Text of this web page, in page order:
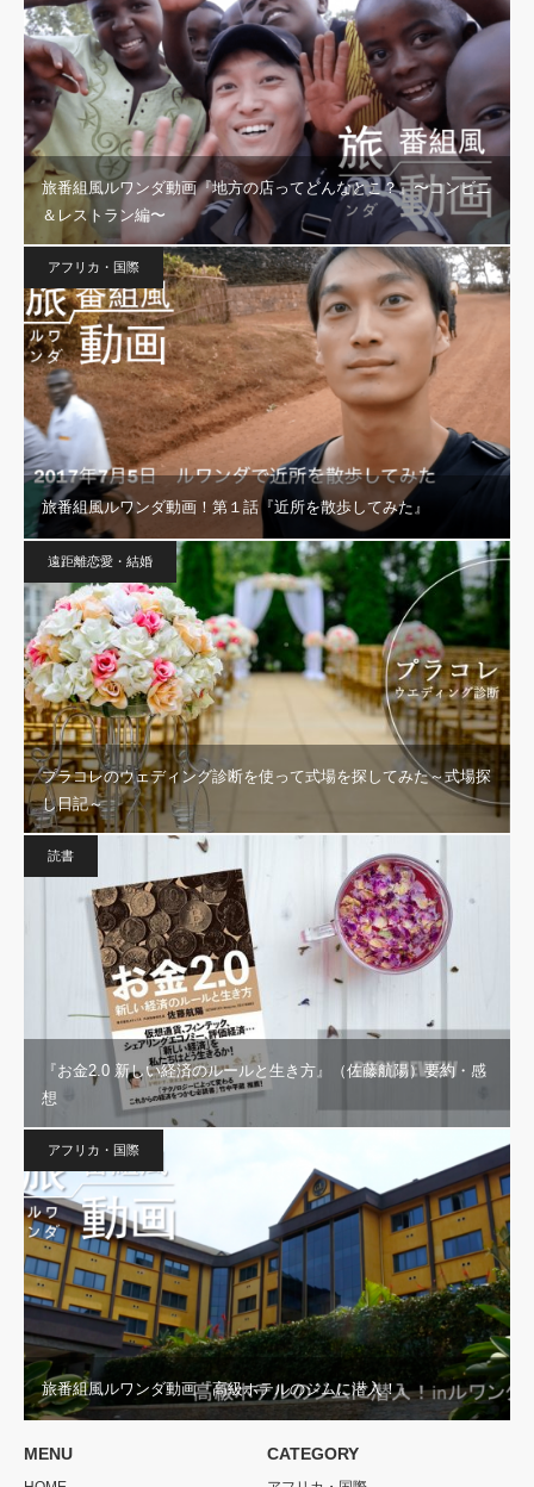
旅番組風ルワンダ動画『地方の店ってどんなとこ？』〜コンビニ
＆レストラン編〜
アフリカ・国際
旅番組風ルワンダ動画！第１話『近所を散歩してみた』
遠距離恋愛・結婚
プラコレのウェディング診断を使って式場を探してみた～式場探
し日記～
読書
『お金2.0 新しい経済のルールと生き方』（佐藤航陽）要約・感
想
アフリカ・国際
旅番組風ルワンダ動画『高級ホテルのジムに潜入！』
MENU CATEGORY